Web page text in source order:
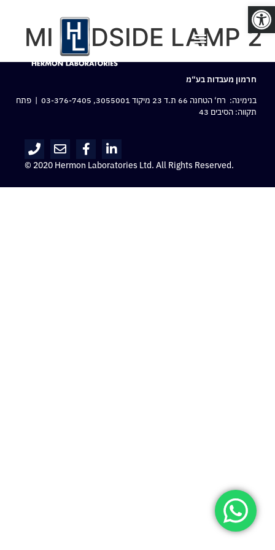
פתח סרגל נגישות
MI BEDSIDE LAMP 2
חרמון מעבדות בע“מ
בנימינה: רח‘ הטחנה 66 ת.ד 23 מיקוד 3055001,
03-376-7405 | פתח
תקווה: הסיבים 43
© 2020 Hermon Laboratories Ltd. All Rights Reserved.